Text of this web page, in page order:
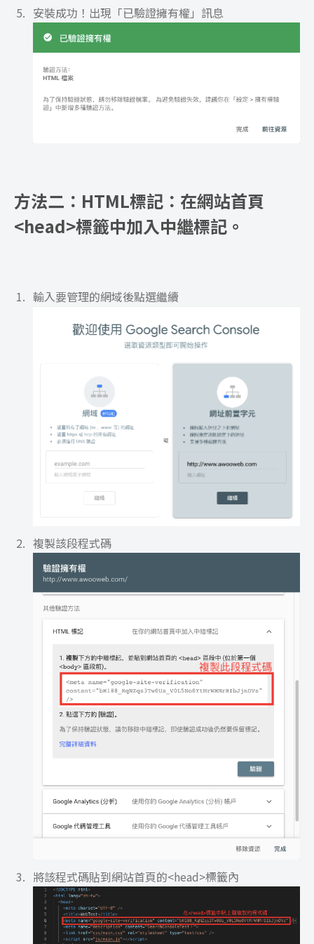
安裝成功！出現「已驗證擁有權」訊息
方法二：HTML標記：在網站首頁
<head>標籤中加入中繼標記。
輸入要管理的網域後點選繼續
複製該段程式碼
將該程式碼貼到網站首頁的<head>標籤內